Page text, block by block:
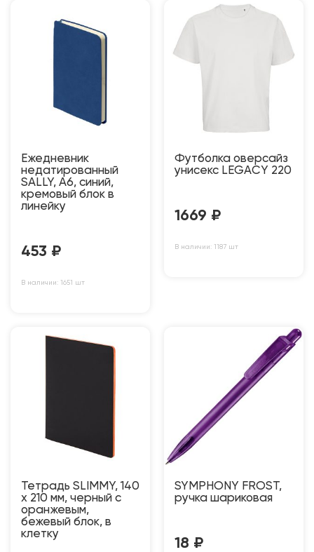
Ежедневник
недатированный
SALLY, A6, синий,
кремовый блок в
линейку
453 ₽
В наличии: 1651 шт
Футболка оверсайз
унисекс LEGACY 220
1669 ₽
В наличии: 1187 шт
Тетрадь SLIMMY, 140
х 210 мм, черный с
оранжевым,
бежевый блок, в
клетку
SYMPHONY FROST,
ручка шариковая
18 ₽